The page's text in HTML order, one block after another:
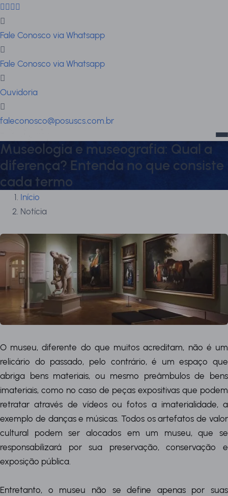
Fale Conosco via Whatsapp
Fale Conosco via Whatsapp
Ouvidoria
faleconosco@posuscs.com.br
Museologia e museografia: Qual a
diferença? Entenda no que consiste
cada termo
Início
Notícia
O museu, diferente do que muitos acreditam, não é um
relicário do passado, pelo contrário, é um espaço que
abriga bens materiais, ou mesmo preâmbulos de bens
imateriais, como no caso de peças expositivas que podem
retratar através de vídeos ou fotos a imaterialidade, a
exemplo de danças e músicas. Todos os artefatos de valor
cultural podem ser alocados em um museu, que se
responsabilizará por sua preservação, conservação e
exposição pública.
Entretanto, o museu não se define apenas por suas